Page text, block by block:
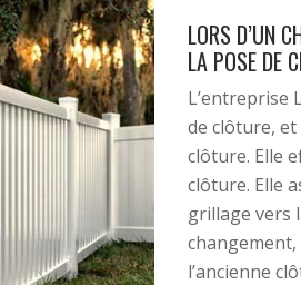
LORS D’UN
LA POSE DE
L’entreprise
de clôture,
clôture. Elle
clôture. Elle
grillage vers
l’ancienne